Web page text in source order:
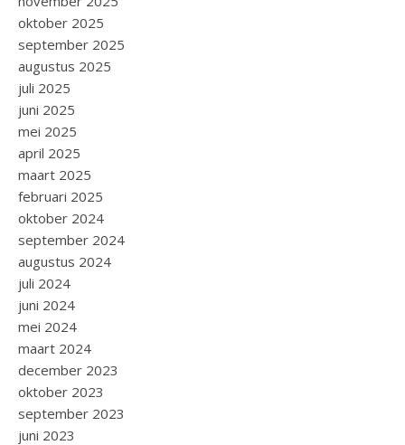
oktober 2025
september 2025
augustus 2025
juli 2025
juni 2025
mei 2025
april 2025
maart 2025
februari 2025
oktober 2024
september 2024
augustus 2024
juli 2024
juni 2024
mei 2024
maart 2024
december 2023
oktober 2023
september 2023
juni 2023